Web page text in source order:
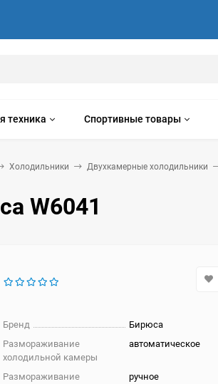
техника Спортивные товары
Холодильники
Двухкамерные холодильники
W6041
Бренд
Бирюса
Размораживание
холодильной камеры
автоматическое
Размораживание
ручное